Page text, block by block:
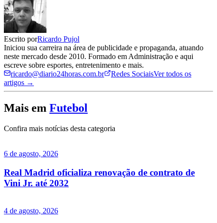
Escrito porRicardo Pujol
Iniciou sua carreira na área de publicidade e propaganda, atuando
neste mercado desde 2010. Formado em Administração e aqui
escreve sobre esportes, entretenimento e mais.
ricardo@diario24horas.com.br
Redes SociaisVer todos os
artigos →
Mais em Futebol
Confira mais notícias desta categoria
6 de agosto, 2026
Real Madrid oficializa renovação de contrato de
Vini Jr. até 2032
4 de agosto, 2026